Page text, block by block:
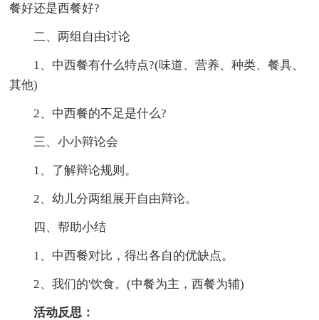
餐好还是西餐好?
二、两组自由讨论
1、中西餐有什么特点?(味道、营养、种类、餐具、
其他)
2、中西餐的不足是什么?
三、小小辩论会
1、了解辩论规则。
2、幼儿分两组展开自由辩论。
四、帮助小结
1、中西餐对比，得出各自的优缺点。
2、我们的'饮食。(中餐为主，西餐为辅)
活动反思：